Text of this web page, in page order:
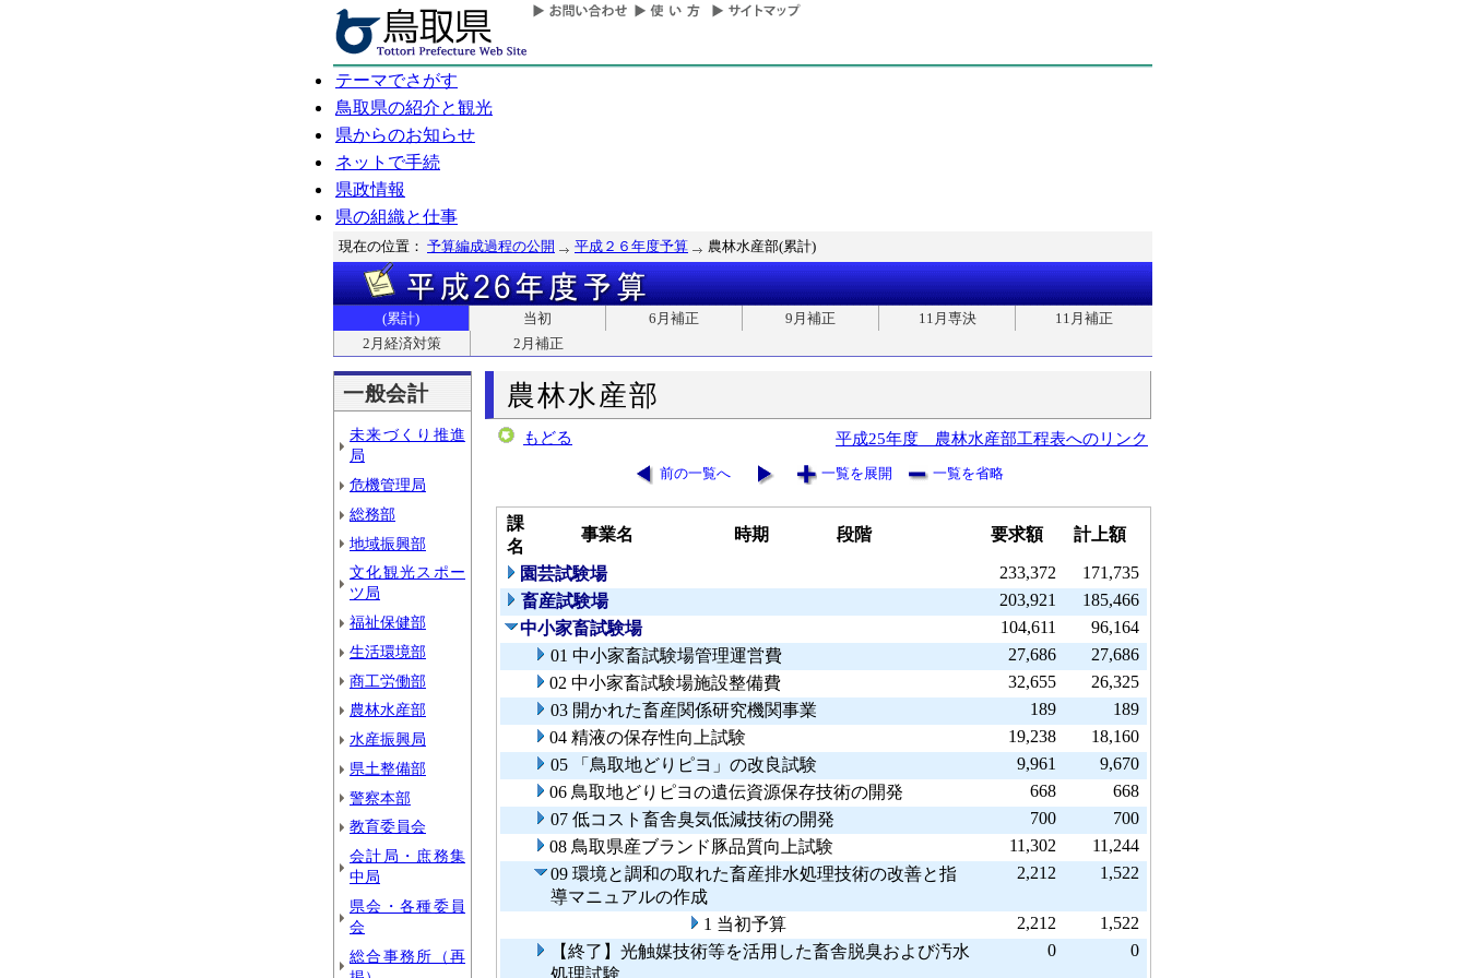
テーマでさがす
鳥取県の紹介と観光
県からのお知らせ
ネットで手続
県政情報
県の組織と仕事
現在の位置： 予算編成過程の公開 平成２６年度予算 農林水産部(累計)
(累計) 当初 6月補正 9月補正 11月専決
11月補正
2月経済対策
2月補正
一般会計
未来づくり推進
局
危機管理局
総務部
地域振興部
文化観光スポー
ツ局
福祉保健部
生活環境部
商工労働部
農林水産部
水産振興局
県土整備部
警察本部
教育委員会
会計局・庶務集
中局
県会・各種委員
会
総合事務所（再
農林水産部
もどる 平成25年度 農林水産部工程表へのリンク
前の一覧へ 一覧を展開 一覧を省略
課
名
事業名 時期 段階 要求額 計上額
園芸試験場 233,372
171,735
畜産試験場
203,921
185,466
中小家畜試験場
104,611
96,164
01 中小家畜試験場管理運営費
27,686
27,686
02 中小家畜試験場施設整備費
32,655
26,325
03 開かれた畜産関係研究機関事業
189
189
04 精液の保存性向上試験
19,238
18,160
05 「鳥取地どりピヨ」の改良試験
9,961
9,670
06 鳥取地どりピヨの遺伝資源保存技術の開発
668
668
07 低コスト畜舎臭気低減技術の開発
700
700
08 鳥取県産ブランド豚品質向上試験
11,302
11,244
09 環境と調和の取れた畜産排水処理技術の改善と指
導マニュアルの作成
2,212 1,522
1 当初予算 2,212
1,522
【終了】光触媒技術等を活用した畜舎脱臭および汚水
0 0